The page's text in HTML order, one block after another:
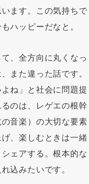
ます。この気持ちで
ハッピーだなと。
、全方向に丸くなっ
また違った話です。
ね」と社会に問題提
のは、レゲエの根幹
音楽）の大切な要素
、楽しむときは一緒
ェアする。根本的な
込みたいです。